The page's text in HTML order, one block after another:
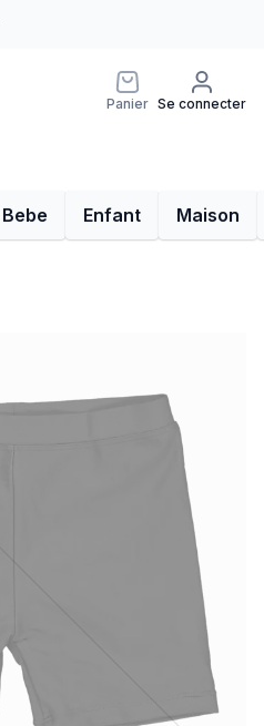
Panier Se connecter
Bebe Enfant Maison